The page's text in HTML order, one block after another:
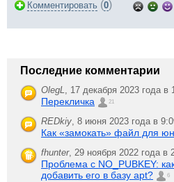
Комментировать (0)
Последние комментарии
OlegL, 17 декабря 2023 года в
Перекличка 21
REDkiy, 8 июня 2023 года в
Как «замокать» файл для
fhunter, 29 ноября 2022 года в
Проблема с NO_PUBKEY:
добавить его в базу apt?
6